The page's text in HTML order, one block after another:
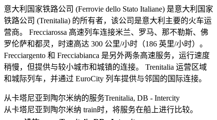
意大利国家铁路公司 (Ferrovie dello Stato Italiane) 是意大利国家
铁路公司 (Trenitalia) 的所有者，该公司是意大利主要的火车运
营商。 Frecciarossa 高速列车连接米兰、罗马、那不勒斯、佛
罗伦萨和都灵，时速高达 300 公里/小时（186 英里/小时）。
Frecciargento 和 Frecciabianca 是另外两条高速服务，运行速度
稍慢，但提供与较小城市和城镇的连接。 Trenitalia 运营区域
和城际列车，并通过 EuroCity 列车提供与邻国的国际连接。
从卡塔尼亚到陶尔米纳的服务Trenitalia, DB - Intercity
从卡塔尼亚到陶尔米纳 train时，将服务在船上进行比较。